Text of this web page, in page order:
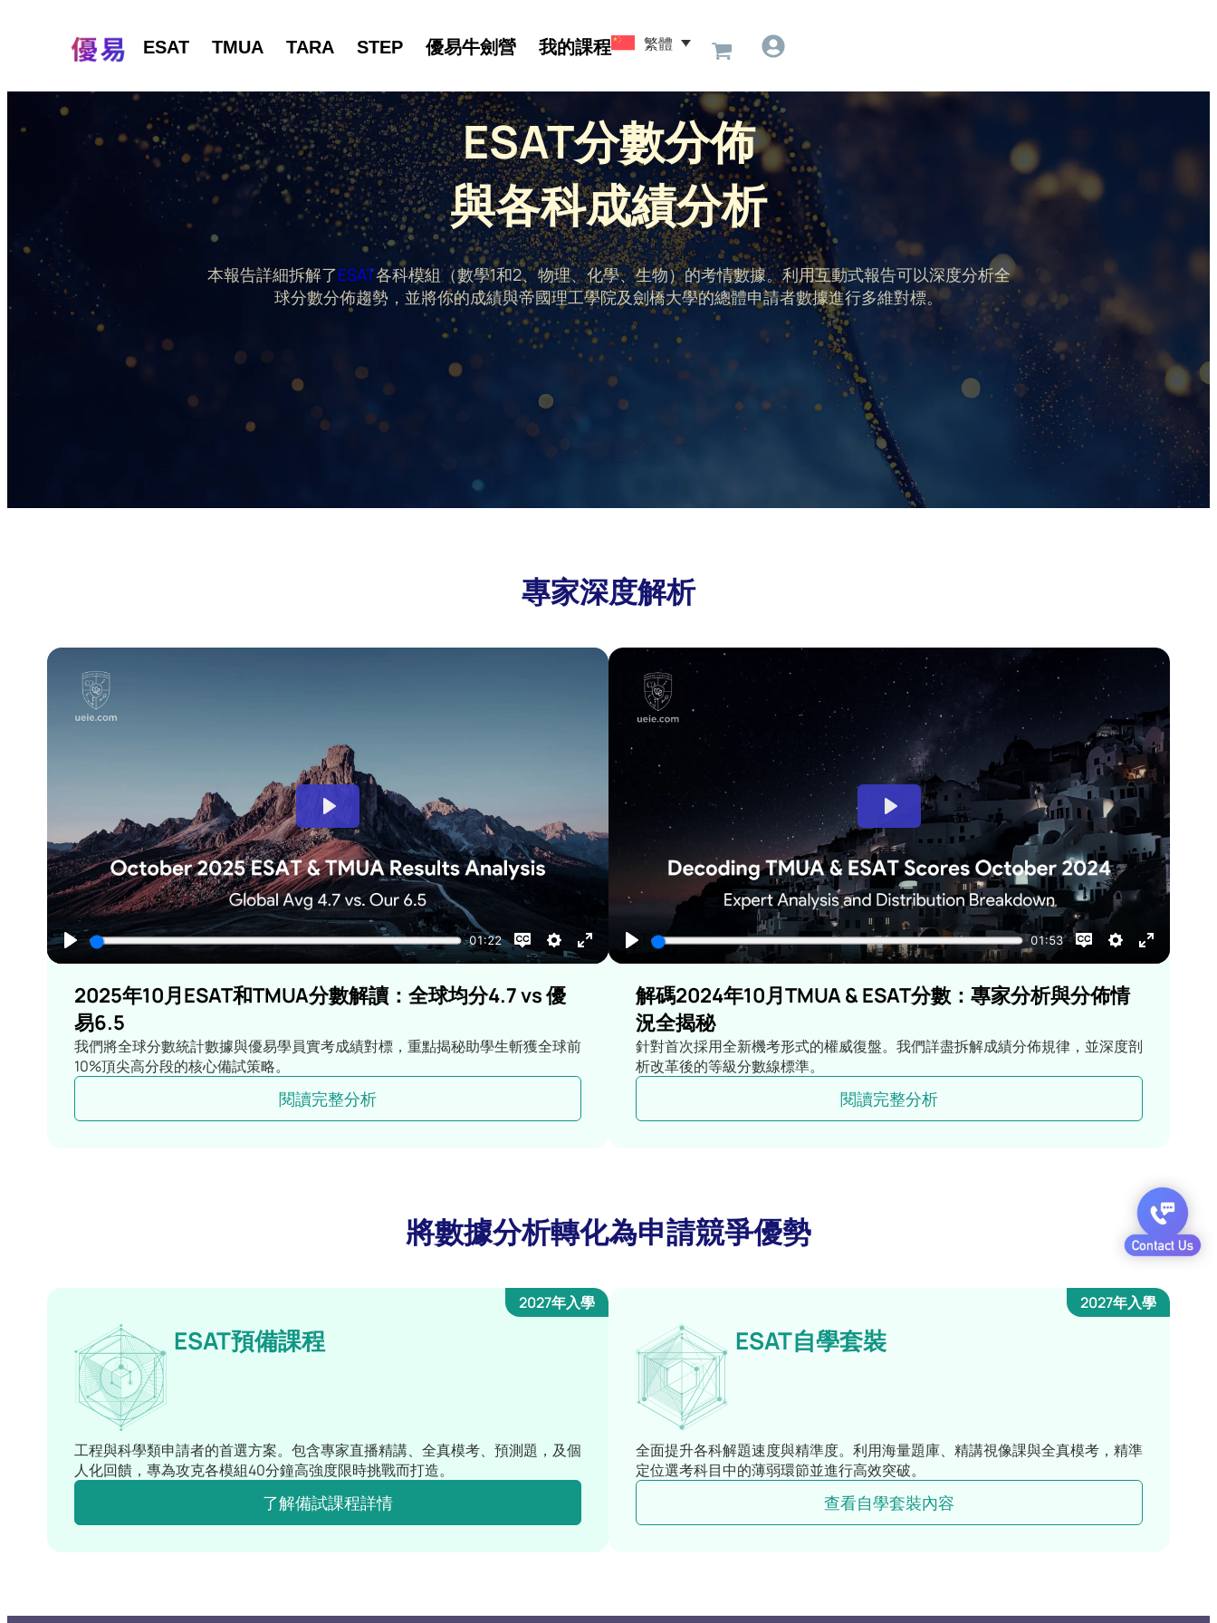
ESAT TMUA TARA STEP 優易牛劍營 我的課程 繁體
ESAT分數分佈
與各科成績分析
本報告詳細拆解了ESAT各科模組（數學1和2、物理、化學、生物）的考情數據。利用互動式報告可以深度分析全
球分數分佈趨勢，並將你的成績與帝國理工學院及劍橋大學的總體申請者數據進行多維對標。
專家深度解析
2025年10月ESAT和TMUA分數解讀：全球均分4.7 vs 優
易6.5
我們將全球分數統計數據與優易學員實考成績對標，重點揭秘助學生斬獲全球前
10%頂尖高分段的核心備試策略。
閱讀完整分析
解碼2024年10月TMUA & ESAT分數：專家分析與分佈情
況全揭秘
針對首次採用全新機考形式的權威復盤。我們詳盡拆解成績分佈規律，並深度剖
析改革後的等級分數線標準。
閱讀完整分析
將數據分析轉化為申請競爭優勢
2027年入學
ESAT預備課程
工程與科學類申請者的首選方案。包含專家直播精講、全真模考、預測題，及個
人化回饋，專為攻克各模組40分鐘高強度限時挑戰而打造。
了解備試課程詳情
2027年入學
ESAT自學套裝
全面提升各科解題速度與精準度。利用海量題庫、精講視像課與全真模考，精準
定位選考科目中的薄弱環節並進行高效突破。
查看自學套裝內容